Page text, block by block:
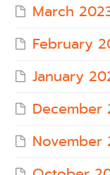
March
February
January
December
November